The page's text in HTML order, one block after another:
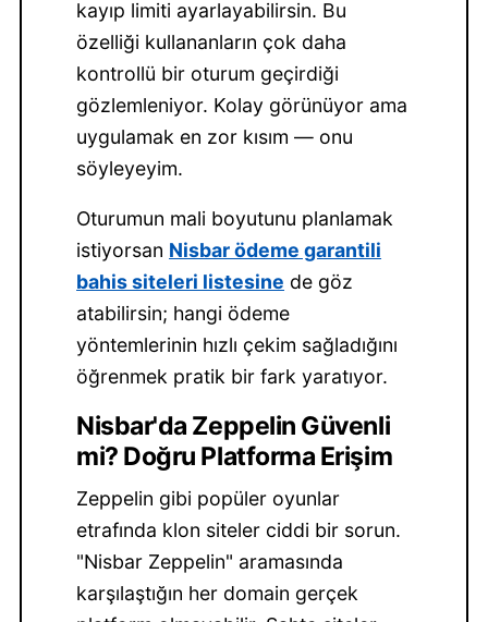
kayıp limiti ayarlayabilirsin. Bu
özelliği kullananların çok daha
kontrollü bir oturum geçirdiği
gözlemleniyor. Kolay görünüyor ama
uygulamak en zor kısım — onu
söyleyeyim.
Oturumun mali boyutunu planlamak
istiyorsan Nisbar ödeme garantili
bahis siteleri listesine de göz
atabilirsin; hangi ödeme
yöntemlerinin hızlı çekim sağladığını
öğrenmek pratik bir fark yaratıyor.
Nisbar'da Zeppelin Güvenli
mi? Doğru Platforma Erişim
Zeppelin gibi popüler oyunlar
etrafında klon siteler ciddi bir sorun.
"Nisbar Zeppelin" aramasında
karşılaştığın her domain gerçek